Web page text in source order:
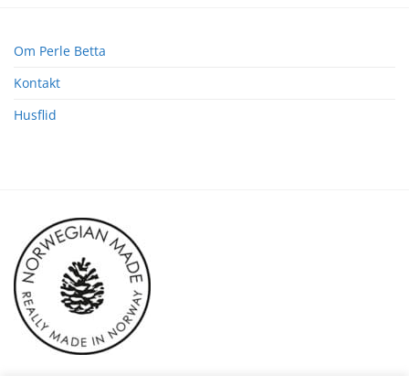
Om Perle Betta
Kontakt
Husflid